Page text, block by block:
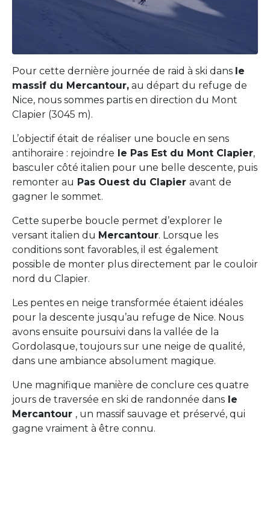
Pour cette dernière journée de raid à ski dans le
massif du Mercantour, au départ du refuge de
Nice, nous sommes partis en direction du Mont
Clapier (3045 m).
L’objectif était de réaliser une boucle en sens
antihoraire : rejoindre le Pas Est du Mont Clapier,
basculer côté italien pour une belle descente, puis
remonter au Pas Ouest du Clapier avant de
gagner le sommet.
Cette superbe boucle permet d’explorer le
versant italien du Mercantour. Lorsque les
conditions sont favorables, il est également
possible de monter plus directement par le couloir
nord du Clapier.
Les pentes en neige transformée étaient idéales
pour la descente jusqu’au refuge de Nice. Nous
avons ensuite poursuivi dans la vallée de la
Gordolasque, toujours sur une neige de qualité,
dans une ambiance absolument magique.
Une magnifique manière de conclure ces quatre
jours de traversée en ski de randonnée dans le
Mercantour , un massif sauvage et préservé, qui
gagne vraiment à être connu.